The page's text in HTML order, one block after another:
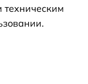
техническим